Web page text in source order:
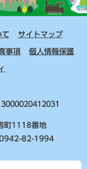
て サイトマップ
事項 個人情報保護
3000020412031
町1118番地
82-1994